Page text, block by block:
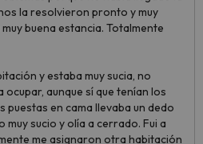
la resolvieron pronto y muy
buena estancia. Totalmente
y estaba muy sucia, no
aunque sí que tenían los
puestas en cama llevaba un dedo
muy sucio y olía a cerrado. Fui a
me asignaron otra habitación